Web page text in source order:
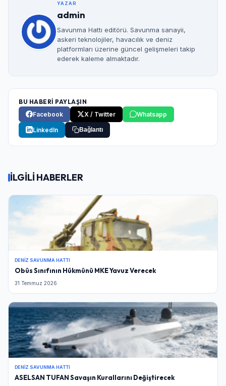
YAZAR
admin
Savunma Hattı editörü. Savunma sanayii,
askeri teknolojiler, havacılık ve deniz
platformları üzerine güncel gelişmeleri takip
ederek kaleme almaktadır.
BU HABERİ PAYLAŞIN
Facebook
X / Twitter Whatsapp
LinkedIn Bağlantı
İLGİLİ HABERLER
DENIZ SAVUNMA HATTI
Obüs Sınıfının Hükmünü MKE Yavuz Verecek
31 Temmuz 2026
DENIZ SAVUNMA HATTI
ASELSAN TUFAN Savaşın Kurallarını Değiştirecek